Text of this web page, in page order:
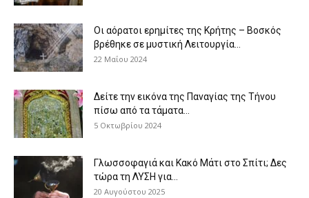
Οι αόρατοι ερημίτες της Κρήτης – Βοσκός
βρέθηκε σε μυστική Λειτουργία...
22 Μαΐου 2024
Δείτε την εικόνα της Παναγίας της Τήνου
πίσω από τα τάματα...
5 Οκτωβρίου 2024
Γλωσσοφαγιά και Κακό Μάτι στο Σπίτι; Δες
τώρα τη ΛΥΣΗ για...
20 Αυγούστου 2025